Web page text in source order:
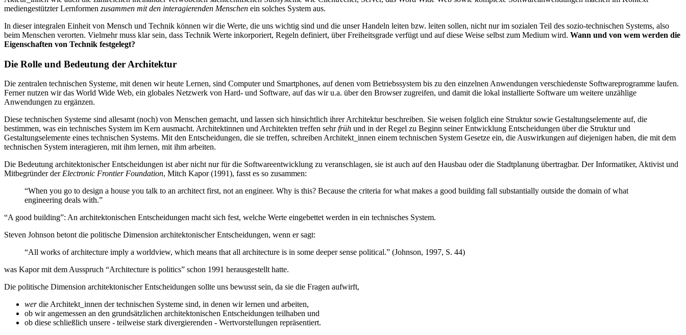
mediengestützter Lernformen zusammen mit den interagierenden Menschen ein solches System aus.
In dieser integralen Einheit von Mensch und Technik können wir die Werte, die uns wichtig sind und die unser Handeln leiten bzw. leiten sollen, nicht nur im sozialen Teil des sozio-technischen Systems, also
beim Menschen verorten. Vielmehr muss klar sein, dass Technik Werte inkorporiert, Regeln definiert, über Freiheitsgrade verfügt und auf diese Weise selbst zum Medium wird. Wann und von wem werden die
Eigenschaften von Technik festgelegt?
Die Rolle und Bedeutung der Architektur
Die zentralen technischen Systeme, mit denen wir heute Lernen, sind Computer und Smartphones, auf denen vom Betriebssystem bis zu den einzelnen Anwendungen verschiedenste Softwareprogramme laufen.
Ferner nutzen wir das World Wide Web, ein globales Netzwerk von Hard- und Software, auf das wir u.a. über den Browser zugreifen, und damit die lokal installierte Software um weitere unzählige
Anwendungen zu ergänzen.
Diese technischen Systeme sind allesamt (noch) von Menschen gemacht, und lassen sich hinsichtlich ihrer Architektur beschreiben. Sie weisen folglich eine Struktur sowie Gestaltungselemente auf, die
bestimmen, was ein technisches System im Kern ausmacht. Architektinnen und Architekten treffen sehrfrüh und in der Regel zu Beginn seiner Entwicklung Entscheidungen über die Struktur und
Gestaltungselemente eines technischen Systems. Mit den Entscheidungen, die sie treffen, schreiben Architekt_innen einem technischen System Gesetze ein, die Auswirkungen auf diejenigen haben, die mit dem
technischen System interagieren, mit ihm lernen, mit ihm arbeiten.
Die Bedeutung architektonischer Entscheidungen ist aber nicht nur für die Softwareentwicklung zu veranschlagen, sie ist auch auf den Hausbau oder die Stadtplanung übertragbar. Der Informatiker, Aktivist und
Mitbegründer derElectronic Frontier Foundation, Mitch Kapor (1991), fasst es so zusammen:
“When you go to design a house you talk to an architect first, not an engineer. Why is this? Because the criteria for what makes a good building fall substantially outside the domain of what
engineering deals with.”
“A good building”: An architektonischen Entscheidungen macht sich fest, welche Werte eingebettet werden in ein technisches System.
Steven Johnson betont die politische Dimension architektonischer Entscheidungen, wenn er sagt:
“All works of architecture imply a worldview, which means that all architecture is in some deeper sense political.” (Johnson, 1997, S. 44)
was Kapor mit dem Ausspruch “Architecture is politics” schon 1991 herausgestellt hatte.
Die politische Dimension architektonischer Entscheidungen sollte uns bewusst sein, da sie die Fragen aufwirft,
werdie Architekt_innen der technischen Systeme sind, in denen wir lernen und arbeiten,
ob wir angemessen an den grundsätzlichen architektonischen Entscheidungen teilhaben und
ob diese schließlich unsere - teilweise stark divergierenden - Wertvorstellungen repräsentiert.